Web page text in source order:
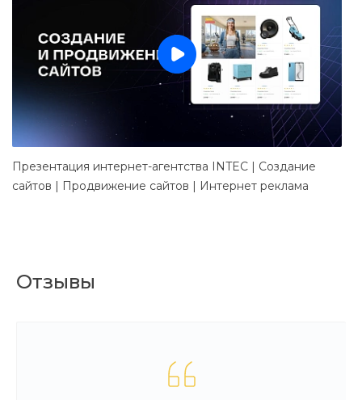
Презентация интернет-агентства INTEC | Создание
сайтов | Продвижение сайтов | Интернет реклама
Отзывы